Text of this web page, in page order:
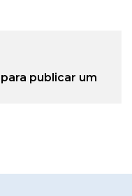
para publicar um